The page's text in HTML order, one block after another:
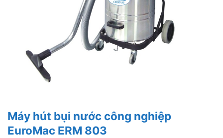
Máy hút bụi nước công nghiệp
EuroMac ERM 803